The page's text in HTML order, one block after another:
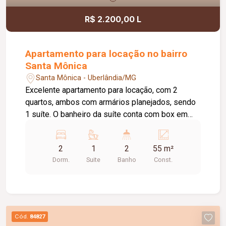
R$ 2.200,00 L
Apartamento para locação no bairro
Santa Mônica
Santa Mônica - Uberlândia/MG
Excelente apartamento para locação, com 2
quartos, ambos com armários planejados, sendo
1 suíte. O banheiro da suíte conta com box em
ampla e bem iluminada, sacada com
churrasqueira, cozinha com armários planejados e
cooktop, área de serviço com armário e banheiro
com capacidade para 2 carros. Um imóvel
confortável, funcional e pronto para morar.
2
Dorm.
1
Suite
2
Banho
55 m²
Const.
Cód. 84827